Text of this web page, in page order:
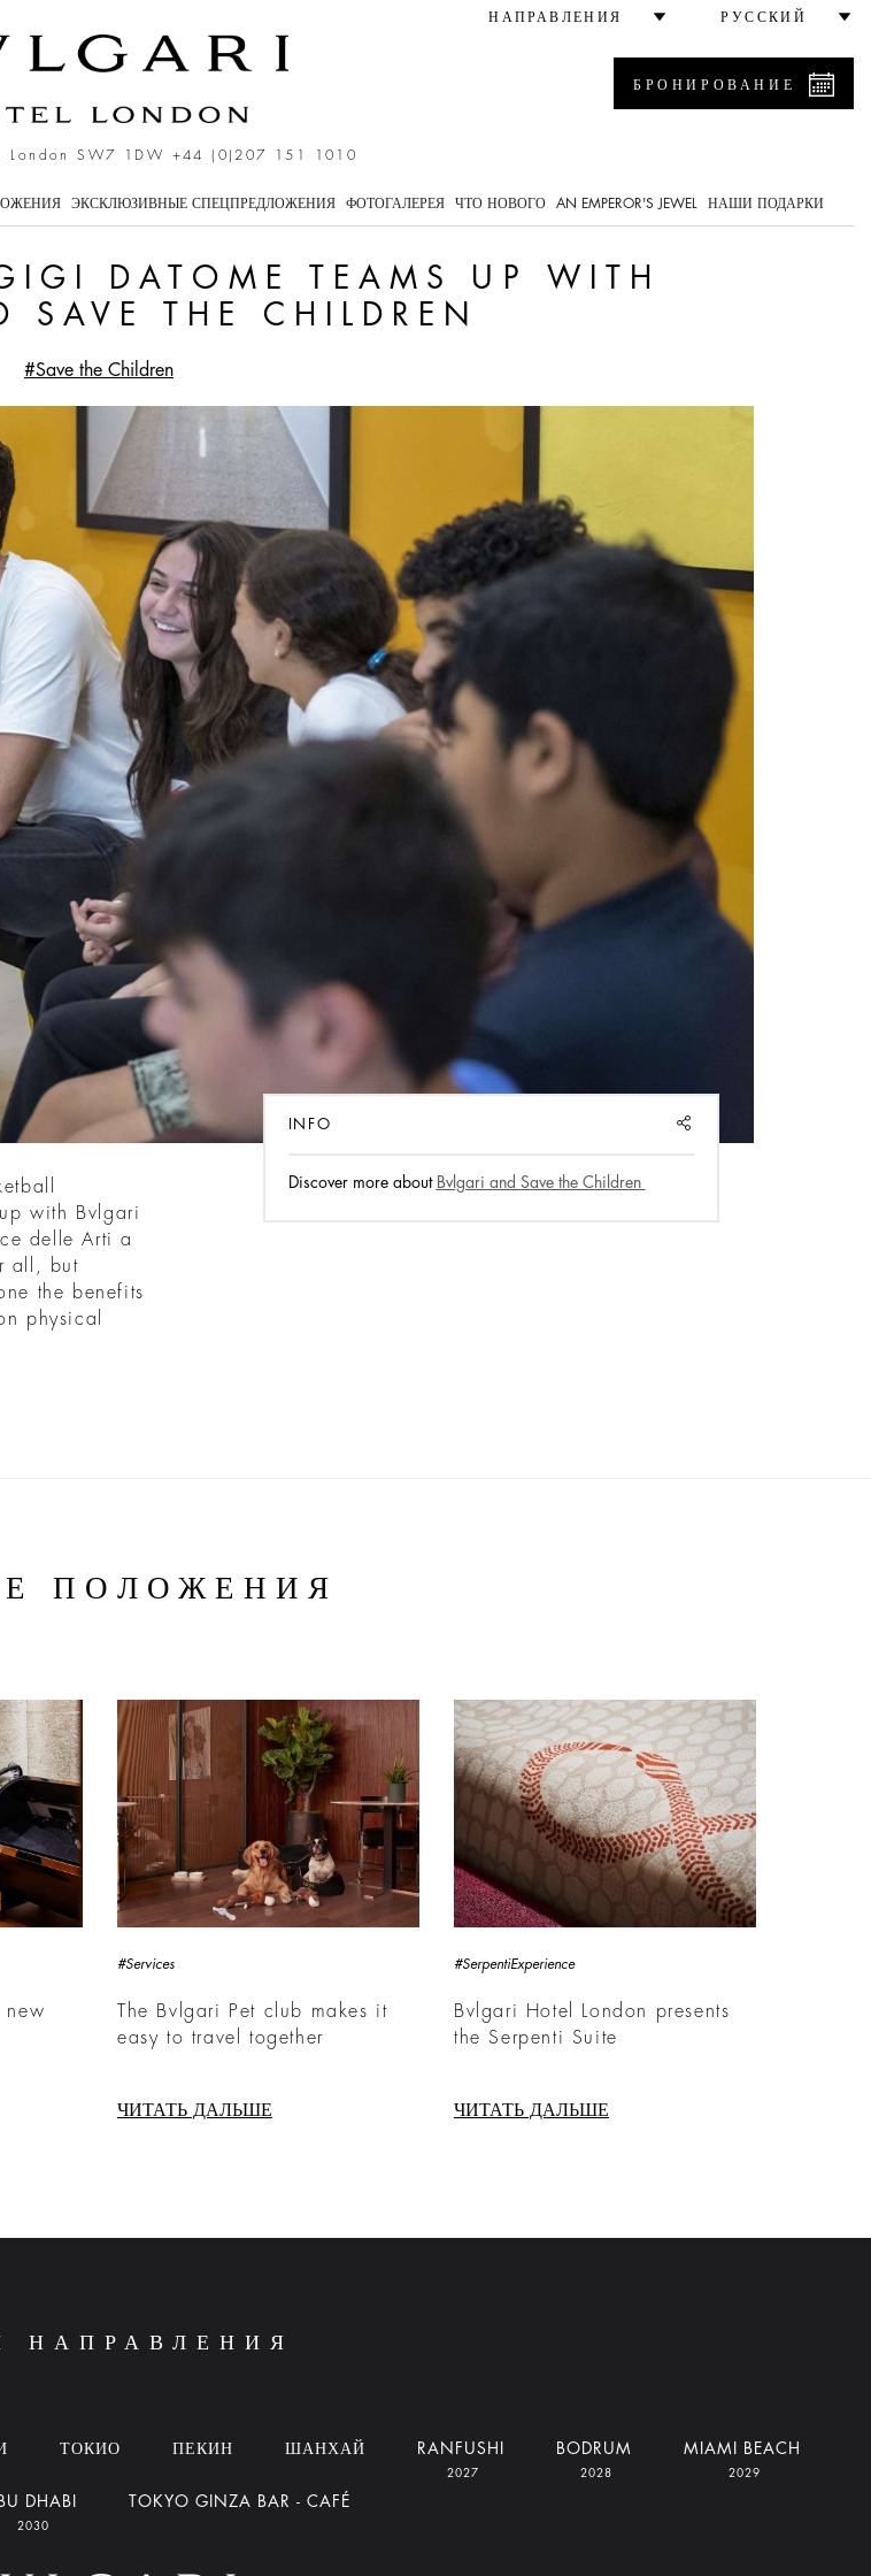
up with Bvlgari and Save the
НАПРАВЛЕНИЯ РУССКИЙ
London SW7 1DW +44 (0)207 151 1010
БРОНИРОВАНИЕ
ЭКСКЛЮЗИВНЫЕ СПЕЦПРЕДЛОЖЕНИЯ ФОТОГАЛЕРЕЯ ЧТО НОВОГО AN EMPEROR'S JEWEL НАШИ ПОДАРКИ
DATOME TEAMS UP WITH
SAVE THE CHILDREN
#Save the Children
INFO
Discover more about Bvlgari and Save the Children
with Bvlgari
delle Arti a
all, but
the benefits
physical
ПОЛОЖЕНИЯ
new
#Services
The Bvlgari Pet club makes it
easy to travel together
ЧИТАТЬ ДАЛЬШЕ
#SerpentiExperience
Bvlgari Hotel London presents
the Serpenti Suite
ЧИТАТЬ ДАЛЬШЕ
НАПРАВЛЕНИЯ
ТОКИО ПЕКИН ШАНХАЙ RANFUSHI
2027
BODRUM
2028
MIAMI BEACH
2029
DHABI
2030
TOKYO GINZA BAR - CAFÉ